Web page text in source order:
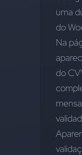
uma
do
Na
do